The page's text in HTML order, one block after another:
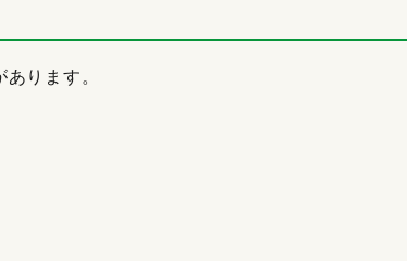
ります。